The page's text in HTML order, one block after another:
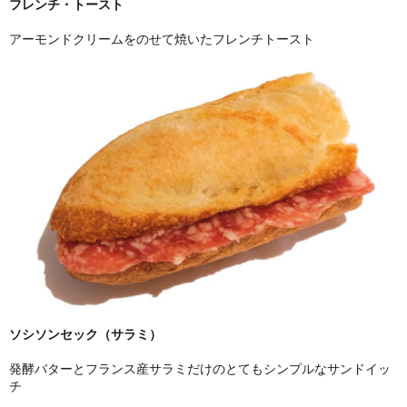
フレンチ・トースト
アーモンドクリームをのせて焼いたフレンチトースト
ソシソンセック（サラミ）
発酵バターとフランス産サラミだけのとてもシンプルなサンドイッ
チ